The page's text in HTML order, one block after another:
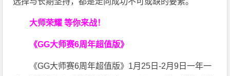
大师荣耀 等你来战！
《GG大师赛6周年超值版》
《GG大师赛6周年超值版》1月25日-2月9日一年一